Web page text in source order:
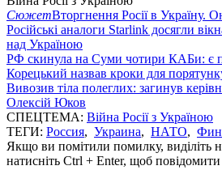
СюжетВторгнення Росії в Україну.
Російські аналоги Starlink досягли
над Україною
РФ скинула на Суми чотири КАБи: є
Корецький назвав кроки для
Вивозив тіла полеглих: загинув
Олексій Юков
СПЕЦТЕМА: Війна Росії з Україною
ТЕГИ: Россия, Украина, НАТО,
Якщо ви помітили помилку, виділіть
натисніть Ctrl + Enter, щоб